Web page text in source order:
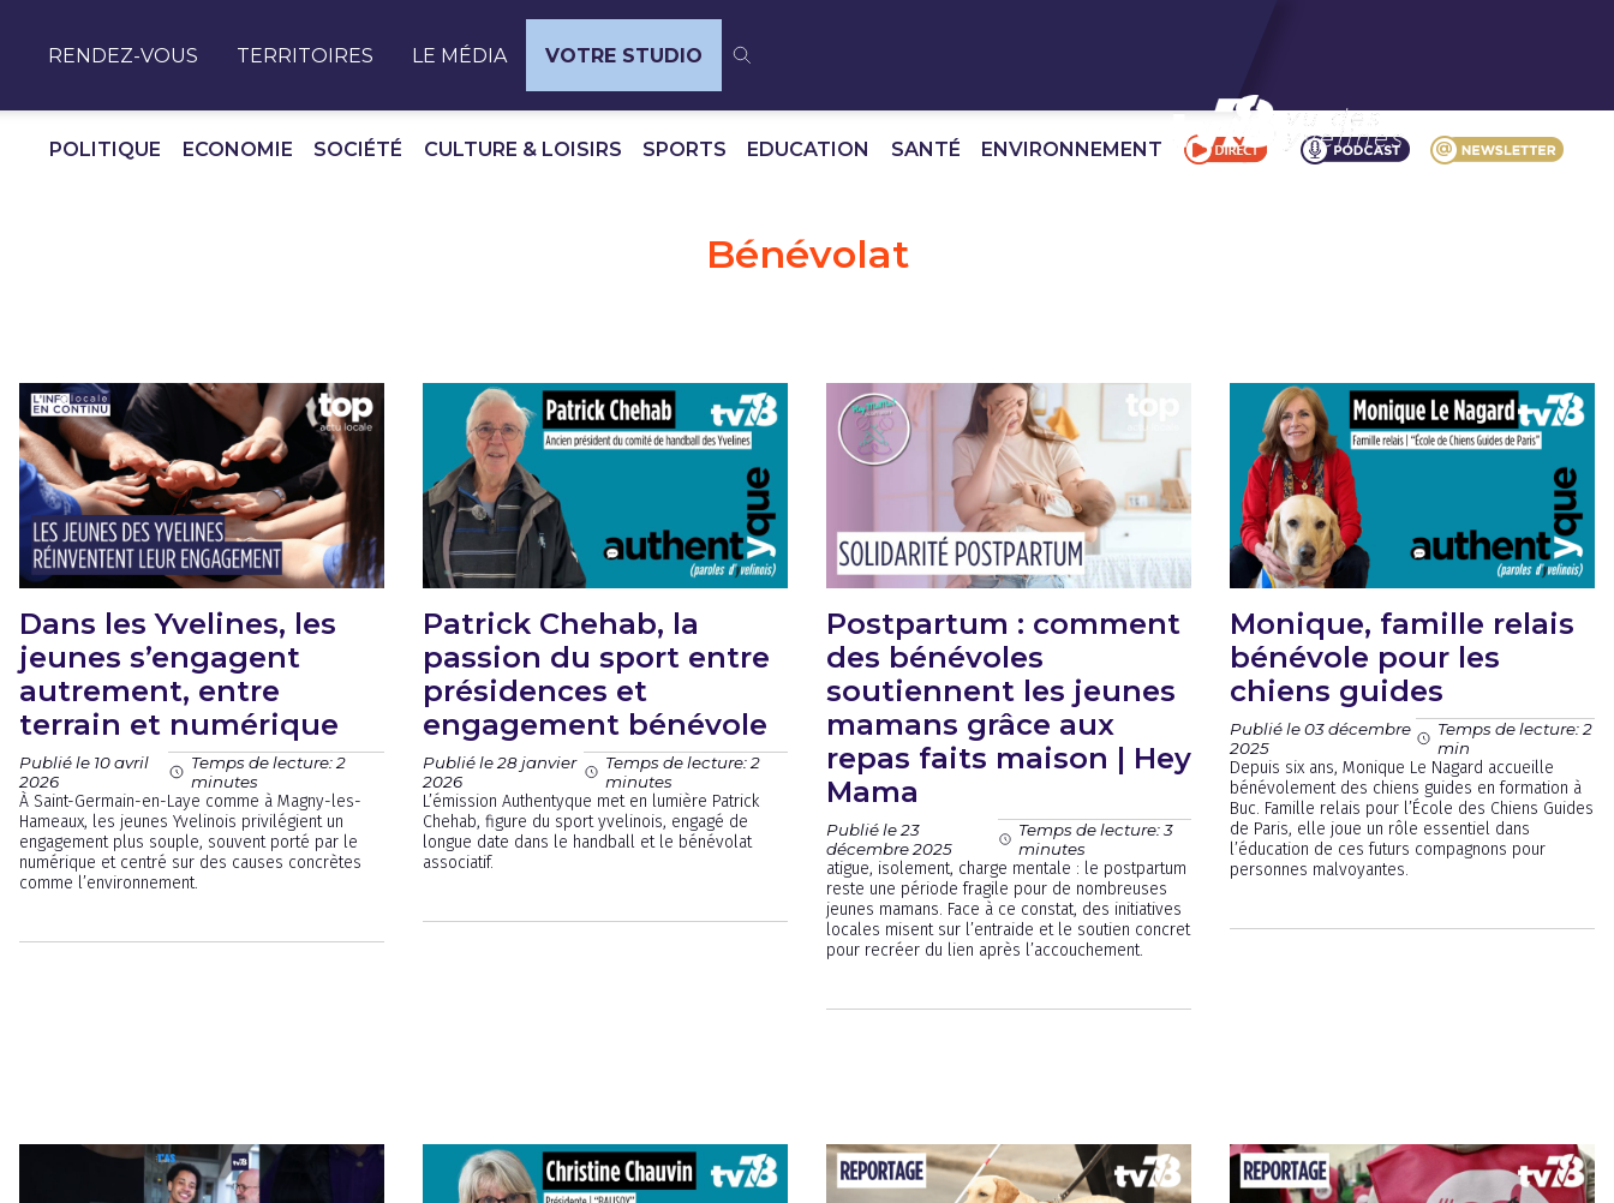
RENDEZ-VOUS TERRITOIRES LE MÉDIA VOTRE STUDIO
POLITIQUE ECONOMIE SOCIÉTÉ CULTURE & LOISIRS SPORTS EDUCATION SANTÉ ENVIRONNEMENT
Bénévolat
Dans les Yvelines, les
jeunes s’engagent
autrement, entre
terrain et numérique
Publié le 10 avril
2026
Temps de lecture: 2
minutes
À Saint-Germain-en-Laye comme à Magny-les-
Hameaux, les jeunes Yvelinois privilégient un
engagement plus souple, souvent porté par le
numérique et centré sur des causes concrètes
comme l’environnement.
Patrick Chehab, la
passion du sport entre
présidences et
engagement bénévole
Publié le 28 janvier
2026
Temps de lecture: 2
minutes
L’émission Authentyque met en lumière Patrick
Chehab, figure du sport yvelinois, engagé de
longue date dans le handball et le bénévolat
associatif.
Postpartum : comment
des bénévoles
soutiennent les jeunes
mamans grâce aux
repas faits maison | Hey
Mama
Publié le 23
décembre 2025
Temps de lecture: 3
minutes
atigue, isolement, charge mentale : le postpartum
reste une période fragile pour de nombreuses
jeunes mamans. Face à ce constat, des initiatives
locales misent sur l’entraide et le soutien concret
pour recréer du lien après l’accouchement.
Monique, famille relais
bénévole pour les
chiens guides
Publié le 03 décembre
2025
Temps de lecture: 2
min
Depuis six ans, Monique Le Nagard accueille
bénévolement des chiens guides en formation à
Buc. Famille relais pour l’École des Chiens Guides
de Paris, elle joue un rôle essentiel dans
l’éducation de ces futurs compagnons pour
personnes malvoyantes.